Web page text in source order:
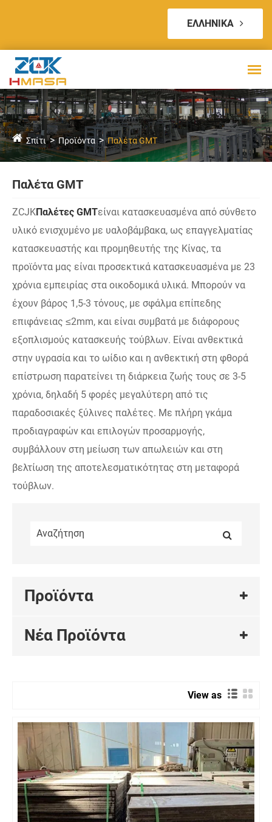
ΕΛΛΗΝΙΚΆ
Σπίτι Προϊόντα Παλέτα GMT
Παλέτα GMT
ZCJKΠαλέτες GMTείναι κατασκευασμένα από σύνθετο
υλικό ενισχυμένο με υαλοβάμβακα, ως επαγγελματίας
κατασκευαστής και προμηθευτής της Κίνας, τα
προϊόντα μας είναι προσεκτικά κατασκευασμένα με 23
χρόνια εμπειρίας στα οικοδομικά υλικά. Μπορούν να
έχουν βάρος 1,5-3 τόνους, με σφάλμα επίπεδης
επιφάνειας ≤2mm, και είναι συμβατά με διάφορους
εξοπλισμούς κατασκευής τούβλων. Είναι ανθεκτικά
στην υγρασία και το ωίδιο και η ανθεκτική στη φθορά
επίστρωση παρατείνει τη διάρκεια ζωής τους σε 3-5
χρόνια, δηλαδή 5 φορές μεγαλύτερη από τις
παραδοσιακές ξύλινες παλέτες. Με πλήρη γκάμα
προδιαγραφών και επιλογών προσαρμογής,
συμβάλλουν στη μείωση των απωλειών και στη
βελτίωση της αποτελεσματικότητας στη μεταφορά
τούβλων.
Προϊόντα
Νέα Προϊόντα
View as